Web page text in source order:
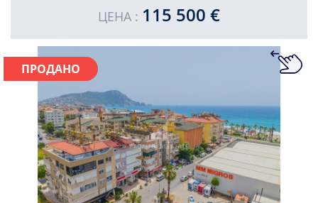
ЦЕНА : 115 500 €
ПРОДАНО